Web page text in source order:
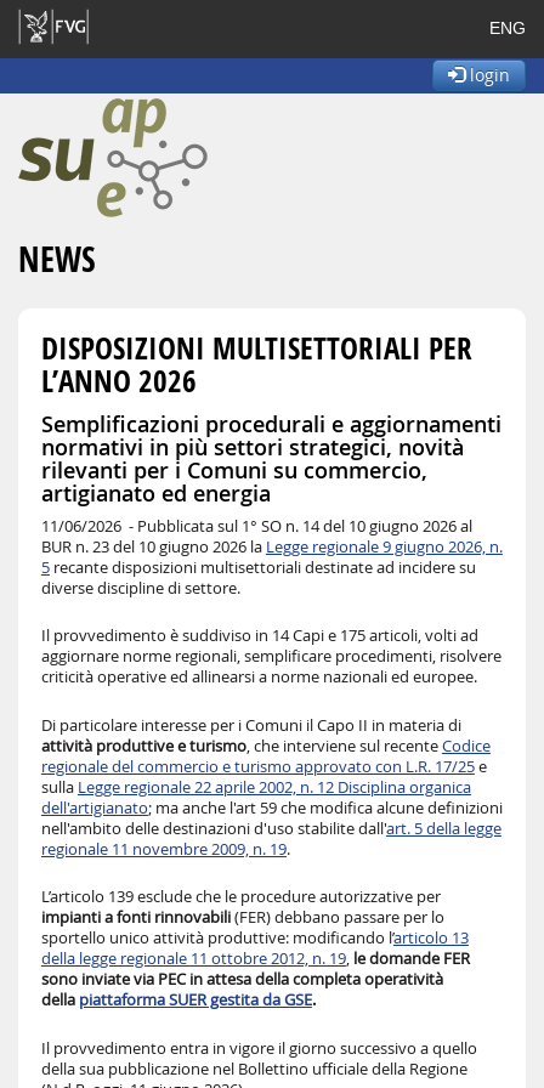
ENG
login
NEWS
DISPOSIZIONI MULTISETTORIALI PER
L’ANNO 2026
Semplificazioni procedurali e aggiornamenti
normativi in più settori strategici, novità
rilevanti per i Comuni su commercio,
artigianato ed energia
11/06/2026 - Pubblicata sul 1° SO n. 14 del 10 giugno 2026 al
BUR n. 23 del 10 giugno 2026 la Legge regionale 9 giugno 2026, n.
5recante disposizioni multisettoriali destinate ad incidere su
diverse discipline di settore.
Il provvedimento è suddiviso in 14 Capi e 175 articoli, volti ad
aggiornare norme regionali, semplificare procedimenti, risolvere
criticità operative ed allinearsi a norme nazionali ed europee.
Di particolare interesse per i Comuni il Capo II in materia di
attività produttive e turismo, che interviene sul recenteCodice
regionale del commercio e turismo approvato con L.R. 17/25e
sulla Legge regionale 22 aprile 2002, n. 12 Disciplina organica
dell'artigianato; ma anche l'art 59 che modifica alcune definizioni
nell'ambito delle destinazioni d'uso stabilite dall'art. 5 della legge
regionale 11 novembre 2009, n. 19.
L’articolo 139 esclude che le procedure autorizzative per
impianti a fonti rinnovabili(FER) debbano passare per lo
sportello unico attività produttive: modificando l’articolo 13
della legge regionale 11 ottobre 2012, n. 19, le domande FER
sono inviate via PEC in attesa della completa operatività
della piattaforma SUER gestita da GSE.
Il provvedimento entra in vigore il giorno successivo a quello
della sua pubblicazione nel Bollettino ufficiale della Regione